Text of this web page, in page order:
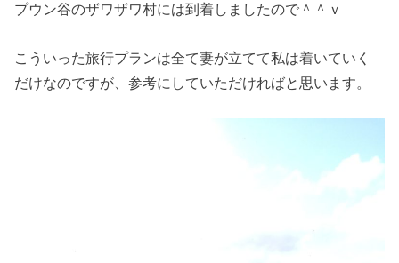
プウン谷のザワザワ村には到着しましたので＾＾ｖ
こういった旅行プランは全て妻が立てて私は着いていく
だけなのですが、参考にしていただければと思います。